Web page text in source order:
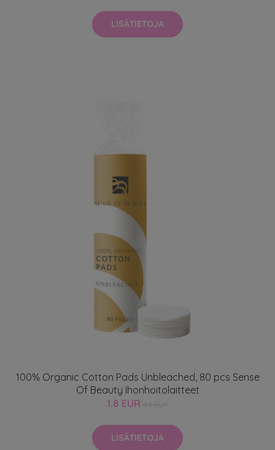
LISÄTIETOJA
100% Organic Cotton Pads Unbleached, 80 pcs Sense
Of Beauty Ihonhoitolaitteet
1.8 EUR
LISÄTIETOJA